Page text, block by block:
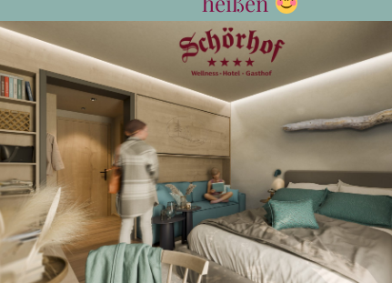
Private Spa
für Zwei
Wellness
Monatskarte